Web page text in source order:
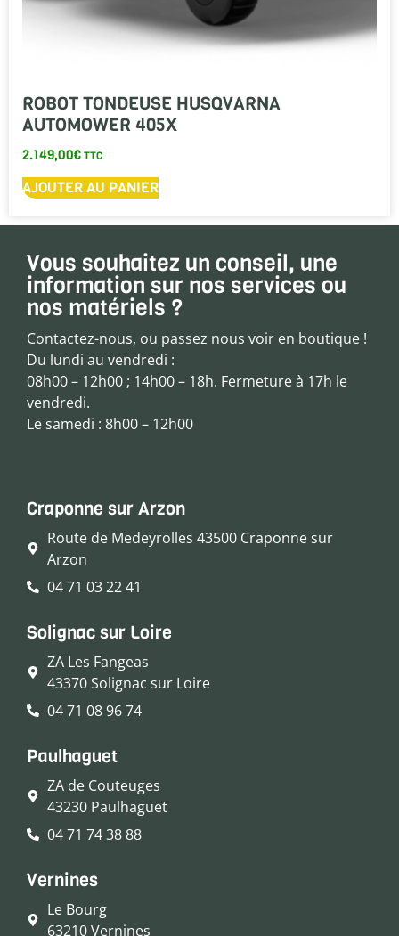
ROBOT TONDEUSE HUSQVARNA
AUTOMOWER 405X
2.149,00€TTC
AJOUTER AU PANIER
Vous souhaitez un conseil, une
information sur nos services ou
nos matériels ?
Contactez-nous, ou passez nous voir en boutique !
Du lundi au vendredi :
08h00 – 12h00 ; 14h00 – 18h. Fermeture à 17h le
vendredi.
Le samedi : 8h00 – 12h00
Craponne sur Arzon
Route de Medeyrolles 43500 Craponne sur
Arzon
04 71 03 22 41
Solignac sur Loire
ZA Les Fangeas
43370 Solignac sur Loire
04 71 08 96 74
Paulhaguet
ZA de Couteuges
43230 Paulhaguet
04 71 74 38 88
Vernines
Le Bourg
63210 Vernines